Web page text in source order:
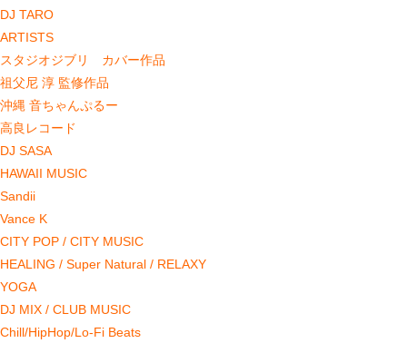
DJ TARO
ARTISTS
スタジオジブリ カバー作品
祖父尼 淳 監修作品
沖縄 音ちゃんぷるー
高良レコード
DJ SASA
HAWAII MUSIC
Sandii
Vance K
CITY POP / CITY MUSIC
HEALING / Super Natural / RELAXY
YOGA
DJ MIX / CLUB MUSIC
Chill/HipHop/Lo-Fi Beats